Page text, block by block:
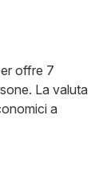
offre 7
La valuta
a